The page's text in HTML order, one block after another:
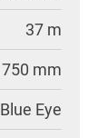
37 m
750 mm
Blue Eye